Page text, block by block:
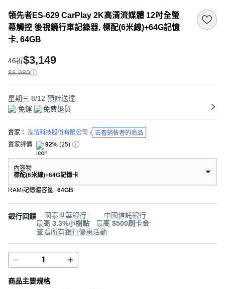
領先者ES-629 CarPlay 2K高清流媒體 12吋全螢
幕觸控 後視鏡行車記錄器, 標配(6米線)+64G記憶
卡, 64GB
46折$3,149
$6,980
星期三 8/12 預計送達
免運
免費退貨
賣家： 泓愷科技股份有限公司
去看銷售者的商品
賣家評價
92% (25)
內容物
標配(6米線)+64G記憶卡
RAM/記憶體容量: 64GB
銀行回饋
國泰世華銀行
最高 3.3%小樹點
中國信託銀行
最高 $500刷卡金
查看所有銀行優惠活動
商品主要規格